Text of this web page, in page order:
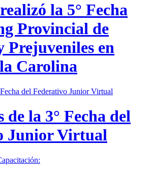
la 5° Fecha
Provincial de
Prejuveniles en
Carolina
de la 3° Fecha del
Junior Virtual